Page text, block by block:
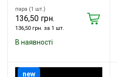
пара (1 шт.)
136,50 грн.
136,50 грн. за 1 шт.
В наявності
new